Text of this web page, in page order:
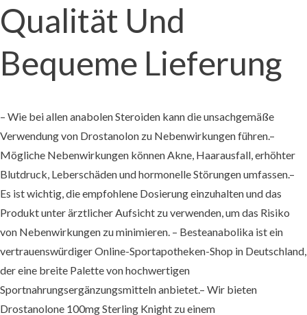
Qualität Und
Bequeme Lieferung
– Wie bei allen anabolen Steroiden kann die unsachgemäße
Verwendung von Drostanolon zu Nebenwirkungen führen.–
Mögliche Nebenwirkungen können Akne, Haarausfall, erhöhter
Blutdruck, Leberschäden und hormonelle Störungen umfassen.–
Es ist wichtig, die empfohlene Dosierung einzuhalten und das
Produkt unter ärztlicher Aufsicht zu verwenden, um das Risiko
von Nebenwirkungen zu minimieren. – Besteanabolika ist ein
vertrauenswürdiger Online-Sportapotheken-Shop in Deutschland,
der eine breite Palette von hochwertigen
Sportnahrungsergänzungsmitteln anbietet.– Wir bieten
Drostanolone 100mg Sterling Knight zu einem